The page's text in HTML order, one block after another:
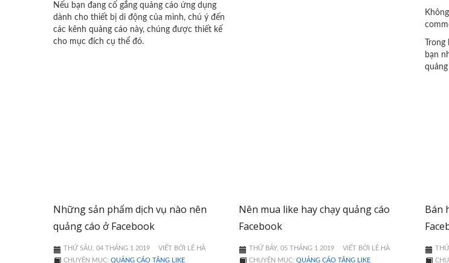
Nếu bạn đang cố gắng quảng cáo ứng dụng
dành cho thiết bị di động của mình, chú ý đến
các kênh quảng cáo này, chúng được thiết kế
cho mục đích cụ thể đó.
bạn
Những sản phẩm dịch vụ nào nên
quảng cáo ở Facebook
THỨ SÁU, 04 THÁNG 1 2019
VIẾT BỞI LÊ HÀ
CHUYÊN MỤC: QUẢNG CÁO TĂNG LIKE
Nên mua like hay chạy quảng cáo
Facebook
THỨ BẢY, 05 THÁNG 1 2019
VIẾT BỞI LÊ HÀ
CHUYÊN MỤC:QUẢNG CÁO TĂNG LIKE
Bán